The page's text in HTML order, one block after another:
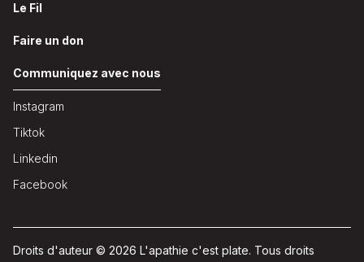
Le Fil
Faire un don
Communiquez avec nous
Instagram
Tiktok
Linkedin
Facebook
Droits d'auteur © 2026 L'apathie c'est plate. Tous droits